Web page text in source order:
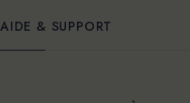
AIDE & SUPPORT